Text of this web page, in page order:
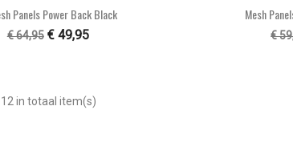
Snel bekijken
Panels Power Back Black
€ 64,95 € 49,95

Mesh
€
in totaal item(s)